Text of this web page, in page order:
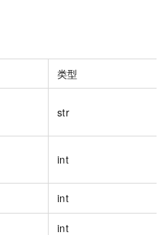
类型
str
int
int
int